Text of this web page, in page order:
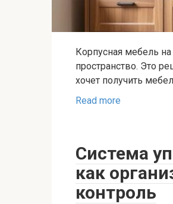
Корпусная мебель
пространство. Это
хочет получить
Read more
Система
как
контроль